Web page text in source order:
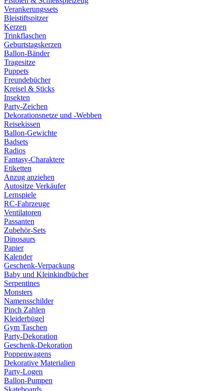
Verankerungssets
Bleistiftspitzer
Kerzen
Trinkflaschen
Geburtstagskerzen
Ballon-Bänder
Tragesitze
Puppets
Freundebücher
Kreisel & Sticks
Insekten
Party-Zeichen
Dekorationsnetze und -Webben
Reisekissen
Ballon-Gewichte
Badsets
Radios
Fantasy-Charaktere
Etiketten
Anzug anziehen
Autositze Verkäufer
Lernspiele
RC-Fahrzeuge
Ventilatoren
Passanten
Zubehör-Sets
Dinosaurs
Papier
Kalender
Geschenk-Verpackung
Baby und Kleinkindbücher
Serpentines
Monsters
Namensschilder
Pinch Zahlen
Kleiderbügel
Gym Taschen
Party-Dekoration
Geschenk-Dekoration
Poppenwagens
Dekorative Materialien
Party-Logen
Ballon-Pumpen
Skateboards